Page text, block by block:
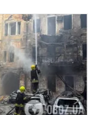
є постраждалі.
дрони
на оренду
парламентарів